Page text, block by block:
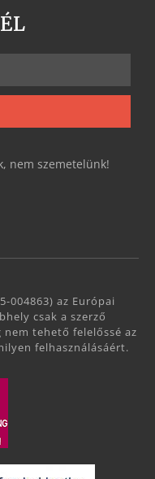
nem szemetelünk!
004863) az Európai
csak a szerző
tehető felelőssé az
felhasználásáért.